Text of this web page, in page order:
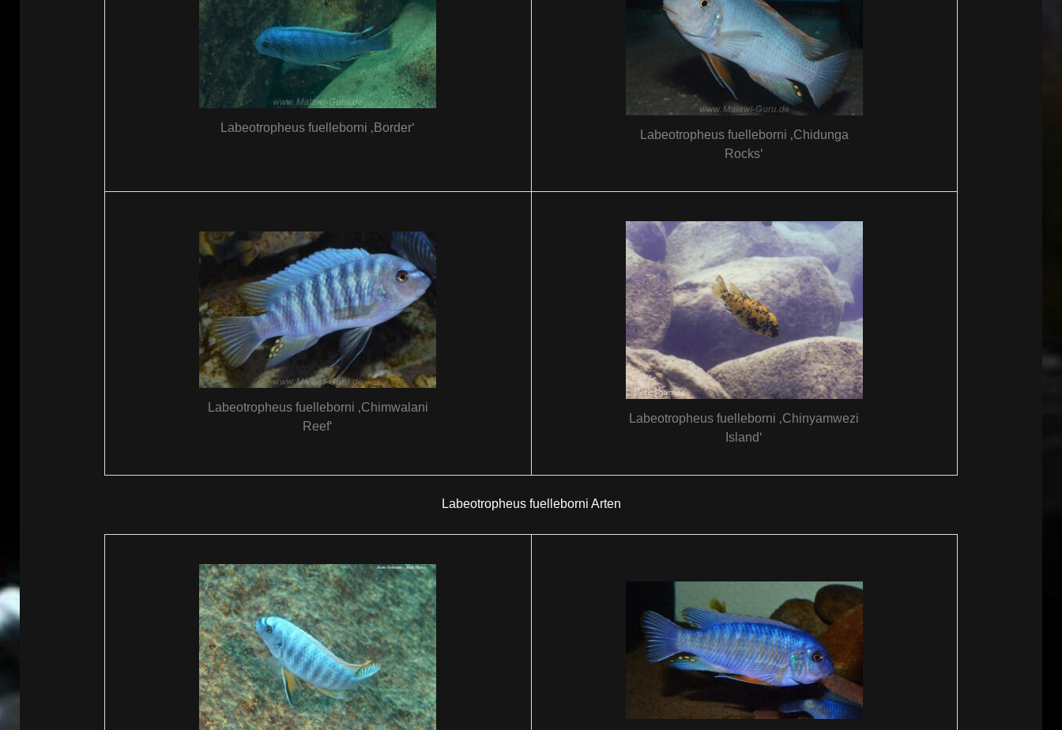
Labeotropheus fuelleborni ‚Border‘
Labeotropheus fuelleborni ‚Chidunga
Rocks‘
Labeotropheus fuelleborni ‚Chimwalani
Reef‘
Labeotropheus fuelleborni ‚Chinyamwezi
Island‘
Labeotropheus fuelleborni Arten